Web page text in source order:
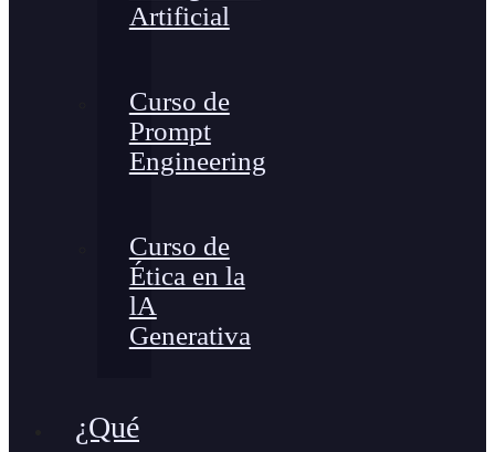
Artificial
Curso de
Prompt
Engineering
Curso de
Ética en la
lA
Generativa
¿Qué